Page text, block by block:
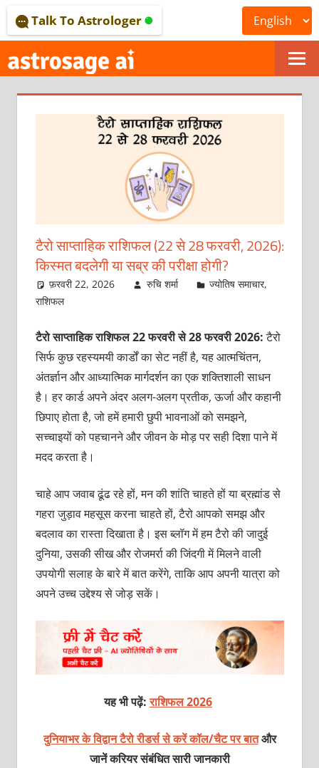
to
content
ONLINE
ASTROLOGICAL
JOURNAL
–
ASTROSAGE
MAGAZINE
Talk To Astrologer
टैरो साप्ताहिक राशिफल (22 से 28 फरवरी, 2026):
किस्मत बदलेगी या सब्र की परीक्षा होगी?
फ़रवरी 22, 2026 रुचि शर्मा ज्योतिष समाचार,
राशिफल
टैरो साप्ताहिक राशिफल 22 फरवरी से 28 फरवरी 2026:टैरो
सिर्फ कुछ रहस्यमयी कार्डों का सेट नहीं है, यह आत्मचिंतन,
अंतर्ज्ञान और आध्यात्मिक मार्गदर्शन का एक शक्तिशाली साधन
है। हर कार्ड अपने अंदर अलग-अलग प्रतीक, ऊर्जा और कहानी
छिपाए होता है, जो हमें हमारी छुपी भावनाओं को समझने,
सच्चाइयों को पहचानने और जीवन के मोड़ पर सही दिशा पाने में
मदद करता है।
चाहे आप जवाब ढूंढ रहे हों, मन की शांति चाहते हों या ब्रह्मांड से
गहरा जुड़ाव महसूस करना चाहते हों, टैरो आपको समझ और
बदलाव का रास्ता दिखाता है। इस ब्लॉग में हम टैरो की जादुई
दुनिया, उसकी सीख और रोजमर्रा की जिंदगी में मिलने वाली
उपयोगी सलाह के बारे में बात करेंगे, ताकि आप अपनी यात्रा को
अपने उच्च उद्देश्य से जोड़ सकें।
यह भी पढ़ें:राशिफल 2026
दुनियाभर के विद्वान टैरो रीडर्स से करें कॉल/चैट पर बातऔर
जानें करियर संबंधित सारी जानकारी